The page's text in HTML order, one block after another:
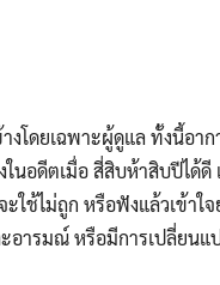
โดยเฉพาะผู้ดูแล ทั้งนี้อา
ในอดีตเมื่อ สี่สิบห้าสิบปีได้
ช้ไม่ถูก หรือฟังแล้วเข้าใ
อารมณ์ หรือมีการเปลี่ยน